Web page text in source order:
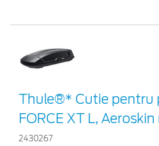
Thule®* Cutie pentru
FORCE XT L,
2430267